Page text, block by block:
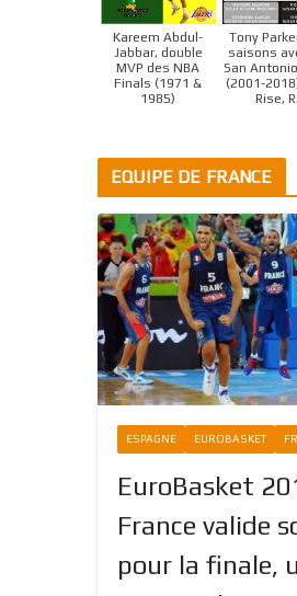
Kareem Abdul-
Jabbar, double
MVP des NBA
Finals (1971 &
1985)
Tony
saisons
San
(2001-
Rise,
EQUIPE DE FRANCE
ESPAGNE EUROBASKET
EuroBasket
France valide
pour la finale,